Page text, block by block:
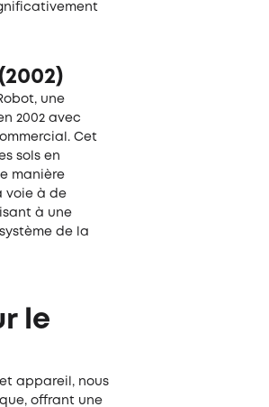
une
2002 avec
Cet
sols en
manière
voie à de
à une
de la
le
appareil, nous
offrant une